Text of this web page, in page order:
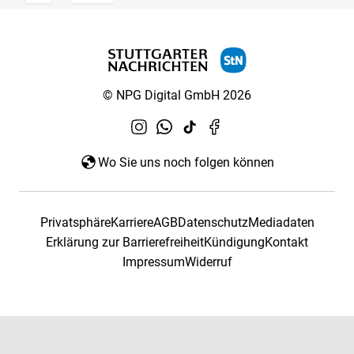
© NPG Digital GmbH 2026
Wo Sie uns noch folgen können
PrivatsphäreKarriereAGBDatenschutzMediadaten
Erklärung zur BarrierefreiheitKündigungKontakt
ImpressumWiderruf